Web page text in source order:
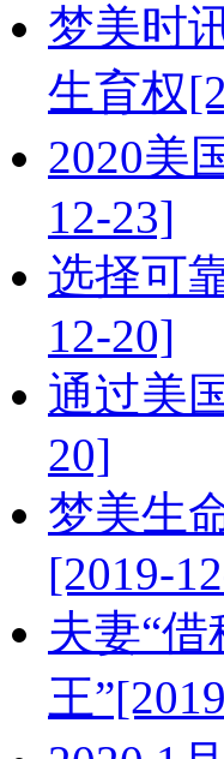
梦美时
生育权
2020美
12-23]
选择可
12-20]
通过美
20]
梦美生
[2019-
夫妻“
王